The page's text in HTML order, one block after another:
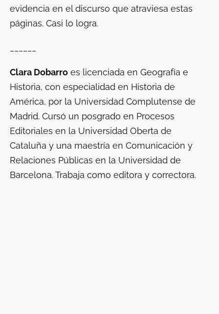
evidencia en el discurso que atraviesa estas
páginas. Casi lo logra.
Clara Dobarro es licenciada en Geografía e
Historia, con especialidad en Historia de
América, por la Universidad Complutense de
Madrid. Cursó un posgrado en Procesos
Editoriales en la Universidad Oberta de
Cataluña y una maestría en Comunicación y
Relaciones Públicas en la Universidad de
Barcelona. Trabaja como editora y correctora.